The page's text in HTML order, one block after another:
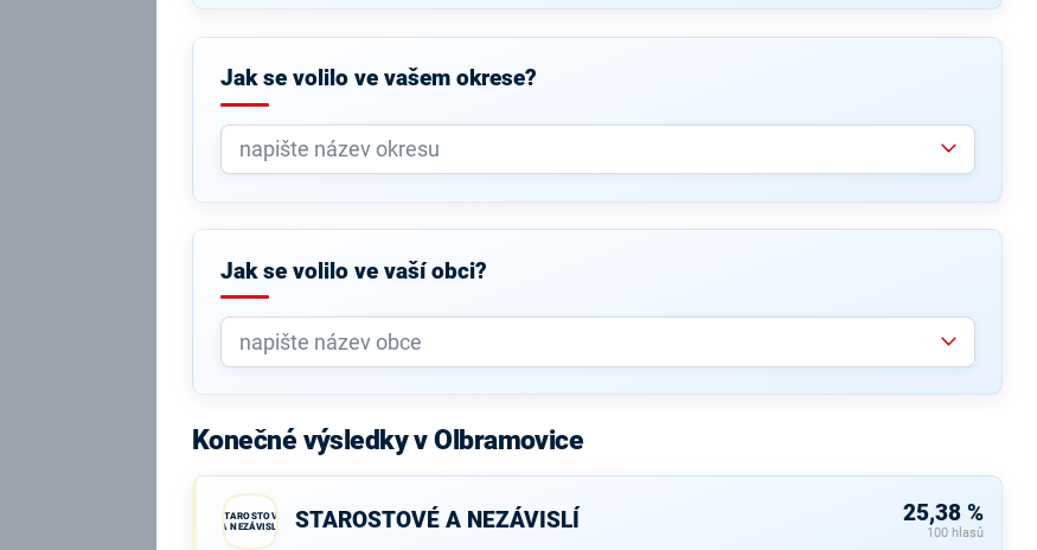
Jak se volilo ve vašem okrese?
Jak se volilo ve vaší obci?
Konečné výsledky v Olbramovice
STAROSTOVÉ
A NEZÁVISLÍ
STAROSTOVÉ A NEZÁVISLÍ 25,38 %
100 hlasů